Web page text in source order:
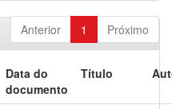
Anterior 1 Próximo
Data do
documento
Título